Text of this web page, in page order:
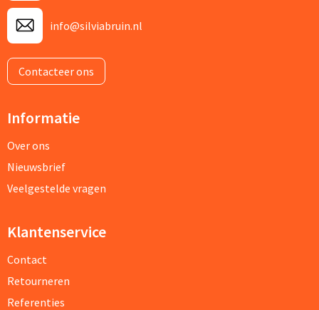
info@silviabruin.nl
Contacteer ons
Informatie
Over ons
Nieuwsbrief
Veelgestelde vragen
Klantenservice
Contact
Retourneren
Referenties